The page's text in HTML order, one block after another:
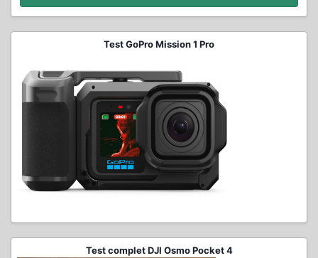
Test GoPro Mission 1 Pro
Test complet DJI Osmo Pocket 4